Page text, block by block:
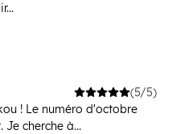
(5/5)
! Le numéro d'octobre
Je cherche à...